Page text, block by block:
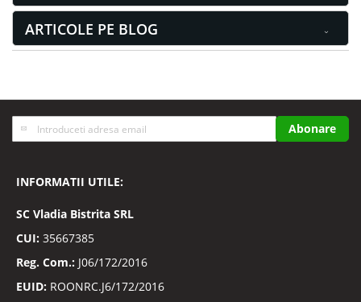
ARTICOLE PE BLOG
Inscrieti-
va
noastre
Abonare
INFORMATII UTILE:
SC Vladia Bistrita SRL
CUI: 35667385
Reg. Com.: J06/172/2016
EUID: ROONRC.J6/172/2016